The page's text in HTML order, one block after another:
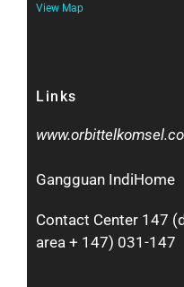
View Map
Links
Gangguan IndiHome
Contact Center 147
area + 147) 031-147